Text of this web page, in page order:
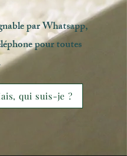
par Whatsapp,
pour toutes
qui suis-je ?